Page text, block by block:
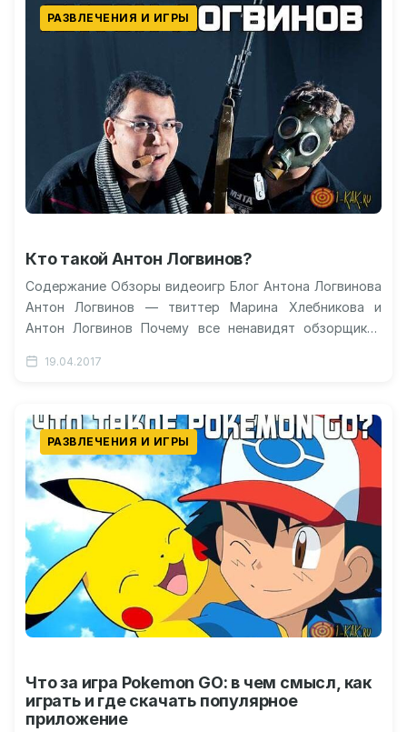
РАЗВЛЕЧЕНИЯ И ИГРЫ
Кто такой Антон Логвинов?
Содержание Обзоры видеоигр Блог Антона Логвинова
Антон Логвинов — твиттер Марина Хлебникова и
Антон Логвинов Почему все ненавидят обзорщика?
19.04.2017
РАЗВЛЕЧЕНИЯ И ИГРЫ
Что за игра Pokemon GO: в чем смысл, как
играть и где скачать популярное
приложение